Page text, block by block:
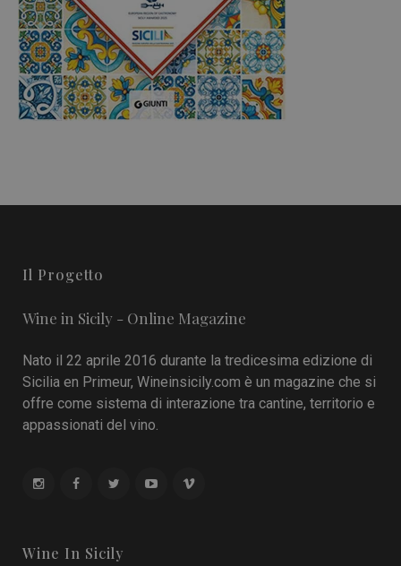
Il Progetto
Wine in Sicily - Online Magazine
Nato il 22 aprile 2016 durante la tredicesima edizione di
Sicilia en Primeur, Wineinsicily.com è un magazine che si
offre come sistema di interazione tra cantine, territorio e
appassionati del vino.
Wine In Sicily